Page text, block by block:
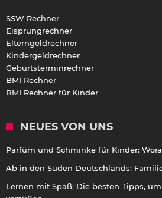
SSW Rechner
Eisprungrechner
Elterngeldrechner
Kindergeldrechner
Geburtsterminrechner
BMI Rechner
BMI Rechner für Kinder
NEUES VON UNS
Parfüm und Schminke für Kinder:
Ab in den Süden Deutschlands:
Lernen mit Spaß: Die besten Tipps,